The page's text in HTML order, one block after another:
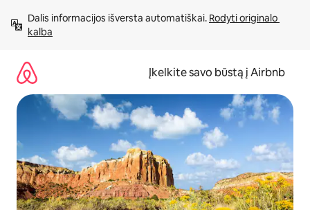
prie
turinio
Dalis informacijos išversta automatiškai. Rodyti originalo
kalba
Įkelkite savo būstą į Airbnb